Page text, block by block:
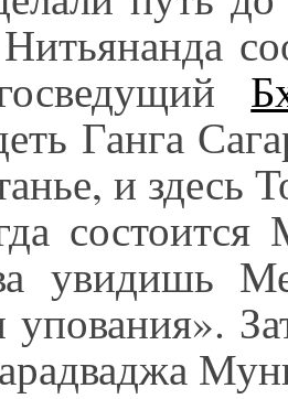
Ганга
и здесь
увидишь
упования».